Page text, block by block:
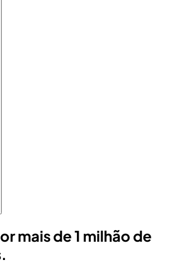
mais de 1 milhão de